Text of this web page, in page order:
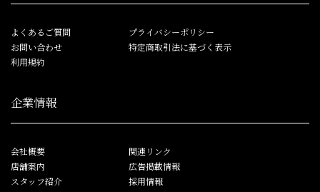
よくあるご質問
お問い合わせ
利用規約
プライバシーポリシー
特定商取引法に基づく表示
企業情報
会社概要
店舗案内
スタッフ紹介
関連リンク
広告掲載情報
採用情報